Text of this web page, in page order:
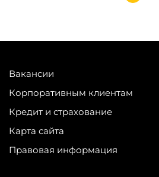
Вакансии
Корпоративным клиентам
Кредит и страхование
Карта сайта
Правовая информация